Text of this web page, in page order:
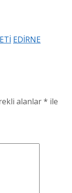
EDİRNE
alanlar* ile